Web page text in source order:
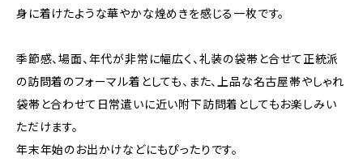
身に着けたような華やかな煌めきを感じる一枚です。
季節感、場面、年代が非常に幅広く、礼装の袋帯と合せて正統派
の訪問着のフォーマル着としても、また、上品な名古屋帯やしゃれ
袋帯と合わせて日常遣いに近い附下訪問着としてもお楽しみい
ただけます。
年末年始のお出かけなどにもぴったりです。